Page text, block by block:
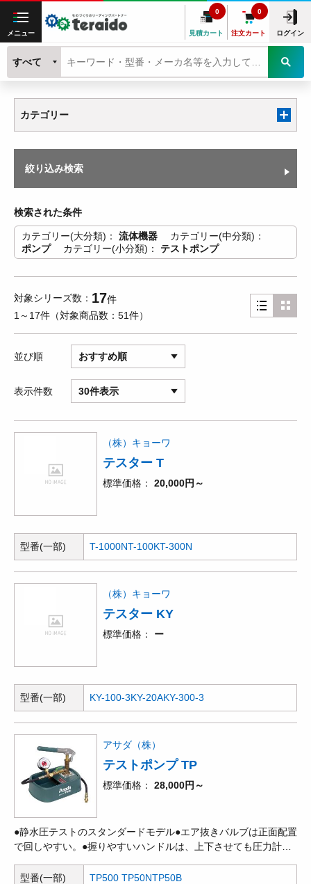
メニュー 見積カート
0
注文カート
0
ログイン
すべて
カテゴリー
絞り込み検索
検索された条件
カテゴリー(大分類) 流体機器
カテゴリー(中分類)
ポンプ
カテゴリー(小分類) テストポンプ
対象シリーズ数 17件
1～17件
対象商品数 51件
並び順 おすすめ順
表示件数 30件表示
（株）キョーワ
テスター T
標準価格 20,000円～
型番(一部) T-1000NT-100KT-300N
（株）キョーワ
テスター KY
標準価格 ー
型番(一部) KY-100-3KY-20AKY-300-3
アサダ（株）
テストポンプ TP
標準価格 28,000円～
●静水圧テストのスタンダードモデル●エア抜きバルブは正面配置
で回しやすい。●握りやすいハンドルは、上下させても圧力計に
ン。タンクと蓋は防食性の高い樹脂製。●圧力変動の少ない高圧
型番(一部) TP500 TP50NTP50B